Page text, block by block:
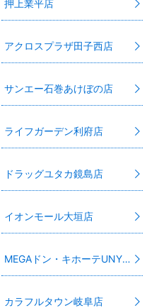
押上業平店
アクロスプラザ田子西店
サンエー石巻あけぼの店
ライフガーデン利府店
ドラッグユタカ鏡島店
イオンモール大垣店
MEGAドン・キホーテUNY江南店
カラフルタウン岐阜店